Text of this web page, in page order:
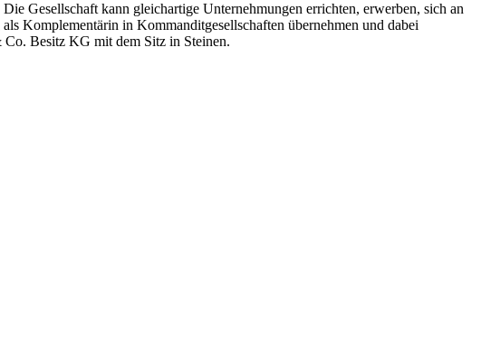
Gesellschaft kann gleichartige Unternehmungen errichten, erwerben, sich an
Komplementärin in Kommanditgesellschaften übernehmen und dabei
Besitz KG mit dem Sitz in Steinen.